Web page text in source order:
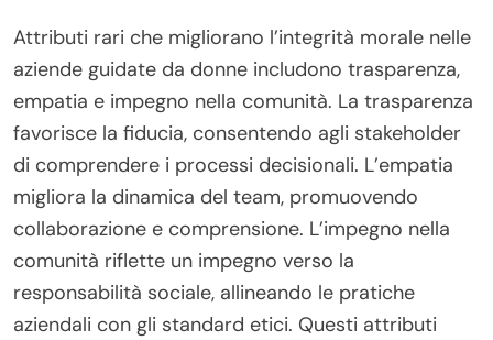
Attributi rari che migliorano l’integrità morale nelle
aziende guidate da donne includono trasparenza,
empatia e impegno nella comunità. La trasparenza
favorisce la fiducia, consentendo agli stakeholder
di comprendere i processi decisionali. L’empatia
migliora la dinamica del team, promuovendo
collaborazione e comprensione. L’impegno nella
comunità riflette un impegno verso la
responsabilità sociale, allineando le pratiche
aziendali con gli standard etici. Questi attributi